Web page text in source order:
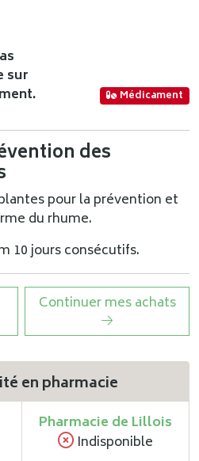
sur
Médicament
des
pour la prévention et
du rhume.
10 jours consécutifs.
Continuer mes achats
en pharmacie
Pharmacie de Lillois
Indisponible